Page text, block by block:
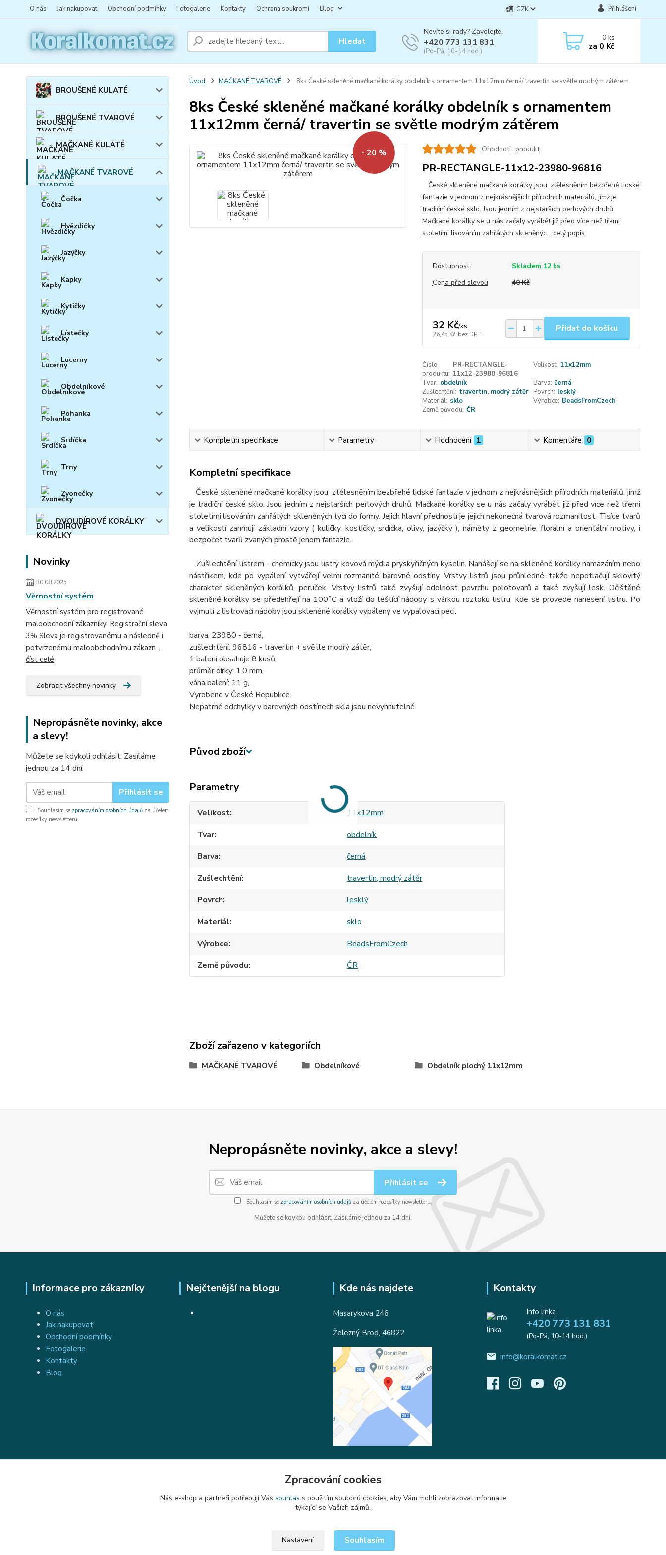
O nás Jak nakupovat Obchodní podmínky Fotogalerie Kontakty Ochrana soukromí Blog CZK Přihlášení
Hledat
Nevíte si rady? Zavolejte.
+420 773 131 831
(Po-Pá, 10-14 hod.)
0ks
za 0 Kč
BROUŠENÉ KULATÉ
BROUŠENÉ TVAROVÉ
MAČKANÉ KULATÉ
MAČKANÉ TVAROVÉ
Čočka
Hvězdičky
Jazýčky
Kapky
Kytičky
Lístečky
Lucerny
Obdelníkové
Pohanka
Srdíčka
Trny
Zvonečky
DVOUDÍROVÉ KORÁLKY
Novinky
30.08.2025
Věrnostní systém
Věrnostní systém pro registrované
maloobchodní zákazníky. Registrační sleva
3% Sleva je registrovanému a následně i
potvrzenému maloobchodnímu zákazn...
číst celé
Zobrazit všechny novinky
Nepropásněte novinky, akce
a slevy!
Můžete se kdykoli odhlásit. Zasíláme
jednou za 14 dní.
Přihlásit se
Souhlasím se zpracováním osobních údajů za účelem
rozesílky newsletteru.
Úvod MAČKANÉ TVAROVÉ 8ks České skleněné mačkané korálky obdelník s ornamentem 11x12mm černá/ travertin se světle modrým zátěrem
8ks České skleněné mačkané korálky obdelník s ornamentem
11x12mm černá/ travertin se světle modrým zátěrem
- 20 % Ohodnotit produkt
PR-RECTANGLE-11x12-23980-96816
České skleněné mačkané korálky jsou, ztělesněním bezbřehé lidské
fantazie v jednom z nejkrásnějších přírodních materiálů, jímž je
tradiční české sklo. Jsou jedním z nejstarších perlových druhů.
Mačkané korálky se u nás začaly vyrábět již před více než třemi
stoletími lisováním zahřátých skleněnýc... celý popis
Dostupnost
Skladem 12 ks
Cena před slevou
40 Kč
32 Kč/ks
26,45 Kč bez DPH
Přidat do košíku
Číslo
produktu:
PR-RECTANGLE-
11x12-23980-96816
Velikost: 11x12mm
Tvar: obdelník Barva: černá
Zušlechtění: travertin, modrý zátěr Povrch: lesklý
Materiál: sklo Výrobce: BeadsFromCzech
Země původu: ČR
Kompletní specifikace Parametry Hodnocení 1 Komentáře 0
Kompletní specifikace
České skleněné mačkané korálky jsou, ztělesněním bezbřehé lidské fantazie v jednom z nejkrásnějších přírodních materiálů, jímž
je tradiční české sklo. Jsou jedním z nejstarších perlových druhů. Mačkané korálky se u nás začaly vyrábět již před více než třemi
stoletími lisováním zahřátých skleněných tyčí do formy. Jejich hlavní předností je jejich nekonečná tvarová rozmanitost. Tisíce tvarů
a velikostí zahrnují základní vzory ( kuličky, kostičky, srdíčka, olivy, jazýčky ), náměty z geometrie, florální a orientální motivy, i
bezpočet tvarů zvaných prostě jenom fantazie.
Zušlechtění listrem - chemicky jsou listry kovová mýdla pryskyřičných kyselin. Nanášejí se na skleněné korálky namazáním nebo
nástřikem, kde po vypálení vytvářejí velmi rozmanité barevné odstíny. Vrstvy listrů jsou průhledné, takže nepotlačují sklovitý
charakter skleněných korálků, perliček. Vrstvy listrů také zvyšují odolnost povrchu polotovarů a také zvyšují lesk. Očištěné
skleněné korálky se předehřejí na 100°C a vloží do leštící nádoby s várkou roztoku listru, kde se provede nanesení listru. Po
vyjmutí z listrovací nádoby jsou skleněné korálky vypáleny ve vypalovací peci.
barva: 23980 - černá,
zušlechtění: 96816 - travertin + světle modrý zátěr,
1 balení obsahuje 8 kusů,
průměr dírky: 1.0 mm,
váha balení: 11 g,
Vyrobeno v České Republice.
Nepatrné odchylky v barevných odstínech skla jsou nevyhnutelné.
Původ zboží
Parametry
Velikost
11x12mm
Tvar
obdelník
Barva
černá
Zušlechtění
travertin, modrý zátěr
Povrch
lesklý
Materiál
sklo
Výrobce
BeadsFromCzech
Země původu
ČR
Zboží zařazeno v kategoriích
MAČKANÉ TVAROVÉ Obdelníkové Obdelník plochý 11x12mm
Nepropásněte novinky, akce a slevy!
Přihlásit se
Souhlasím se zpracováním osobních údajůza účelem rozesílky newsletteru.
Můžete se kdykoli odhlásit. Zasíláme jednou za 14 dní.
Informace pro zákazníky
O nás
Jak nakupovat
Obchodní podmínky
Fotogalerie
Kontakty
Blog
Nejčtenější na blogu Kde nás najdete
Masarykova 246
Železný Brod, 46822
Kontakty
Info linka
+420 773 131 831
(Po-Pá, 10-14 hod.)
info@koralkomat.cz
Zpracování cookies
Náš e-shop a partneři potřebují Váš souhlas s použitím souborů cookies, aby Vám mohli zobrazovat informace
týkající se Vašich zájmů.
Nastavení Souhlasím